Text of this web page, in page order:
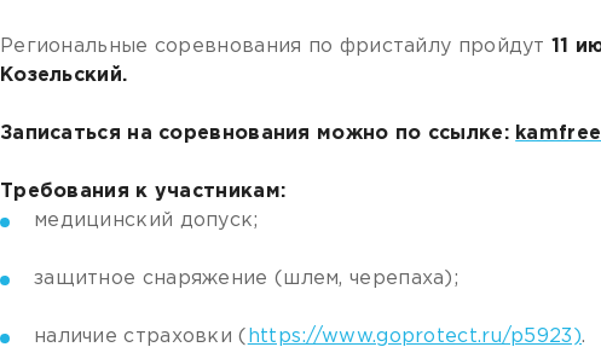
Региональные соревнования по фристайлу пройдут 11
Козельский.
Записаться на соревнования можно по ссылке:
Требования к участникам:
медицинский допуск;
защитное снаряжение (шлем, черепаха);
наличие страховки ( https://www.goprotect.ru/p5923).